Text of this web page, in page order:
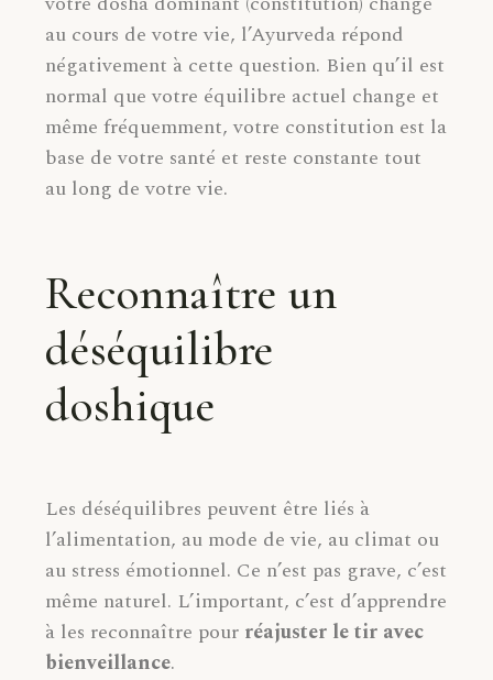
au cours de votre vie, l’Ayurveda répond
négativement à cette question. Bien qu’il est
normal que votre équilibre actuel change et
même fréquemment, votre constitution est la
base de votre santé et reste constante tout
au long de votre vie.
Reconnaître un
déséquilibre
doshique
Les déséquilibres peuvent être liés à
l’alimentation, au mode de vie, au climat ou
au stress émotionnel. Ce n’est pas grave, c’est
même naturel. L’important, c’est d’apprendre
à les reconnaître pour réajuster le tir avec
bienveillance.